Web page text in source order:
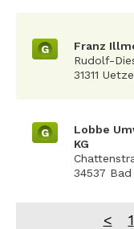
G
Franz
Rudolf-
31311 Uetze
G
Lobbe
KG
34537
< 1